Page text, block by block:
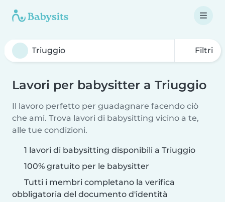
Filtri
Lavori per babysitter a Triuggio
Il lavoro perfetto per guadagnare facendo ciò
che ami. Trova lavori di babysitting vicino a te,
alle tue condizioni.
1 lavori di babysitting disponibili a Triuggio
100% gratuito per le babysitter
Tutti i membri completano la verifica
obbligatoria del documento d'identità